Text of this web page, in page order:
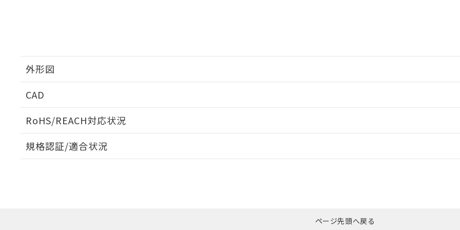
外形図
CAD
RoHS/REACH対応状況
EU RoHS 注意事項・凡例
ダウンロードはこちら
規格認証/適合状況
ページ先頭へ戻る